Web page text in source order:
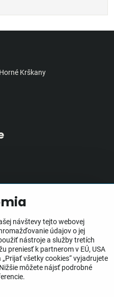
Krškany
návštevy tejto webovej
údajov o jej
nástroje a služby tretích
preniesť k partnerom v EÚ, USA
všetky cookies“ vyjadrujete
môžete nájsť podrobné